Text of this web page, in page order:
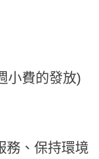
小費的發放)
務、保持環境